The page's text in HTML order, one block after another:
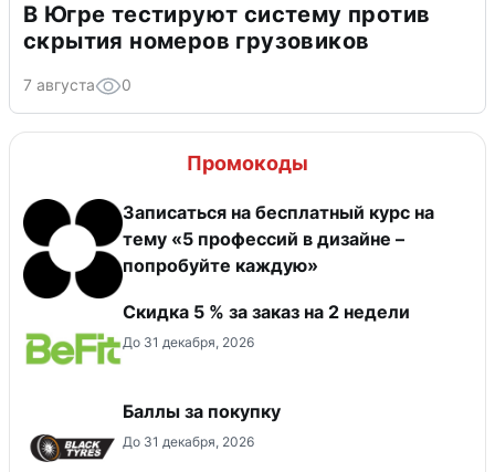
В Югре тестируют систему против
скрытия номеров грузовиков
7 августа 0
Промокоды
Записаться на бесплатный курс на
тему «5 профессий в дизайне –
попробуйте каждую»
Скидка 5 % за заказ на 2 недели
До 31 декабря, 2026
Баллы за покупку
До 31 декабря, 2026